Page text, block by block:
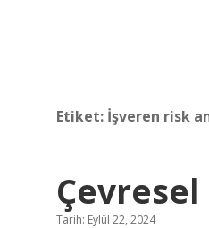
Etiket: İşveren risk
Tarih: Eylül 22, 2024